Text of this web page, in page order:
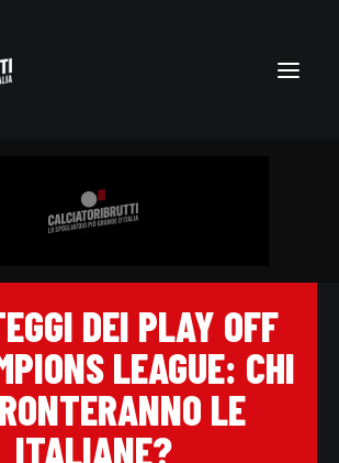
DEI PLAY OFF
LEAGUE: CHI
LE
ITALIANE?